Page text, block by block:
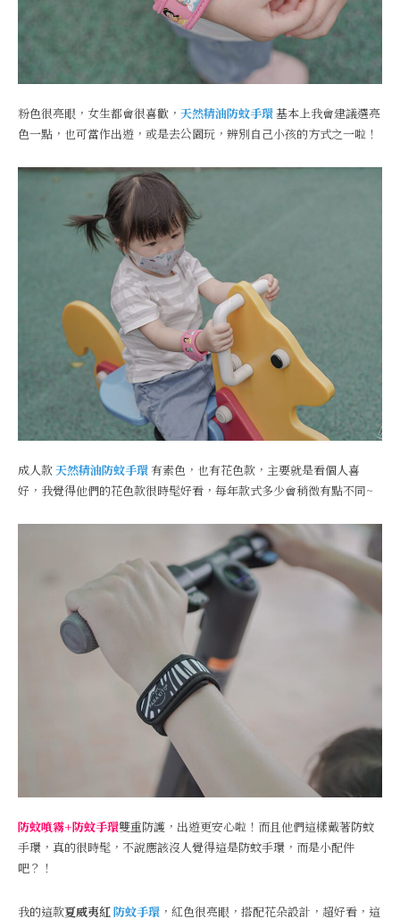
粉色很亮眼，女生都會很喜歡， 天然精油防蚊手環基本上我會建議選亮
色一點，也可當作出遊，或是去公園玩，辨別自己小孩的方式之一啦！
成人款天然精油防蚊手環 有素色，也有花色款，主要就是看個人喜
好，我覺得他們的花色款很時髦好看，每年款式多少會稍微有點不同~
防蚊噴霧+防蚊手環雙重防護，出遊更安心啦！而且他們這樣戴著防蚊
手環，真的很時髦，不說應該沒人覺得這是防蚊手環，而是小配件
吧？！
我的這款夏威夷紅防蚊手環 ，紅色很亮眼，搭配花朵設計，超好看，這